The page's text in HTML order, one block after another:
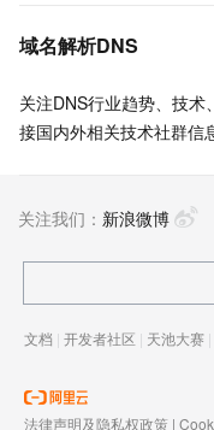
域名解析DNS
关注DNS行业趋势、技
接国内外相关技术社群信
关注我们： 新浪微博
文档 | 开发者社区 | 天池大赛 |
法律声明及隐私权政策 |